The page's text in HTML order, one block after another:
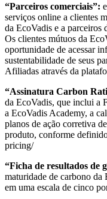
“Parceiros comerciais”:
serviços online a clientes
da EcoVadis e a parceiros
Os clientes mútuos da
oportunidade de acessar
sustentabilidade de seus
Afiliadas através da
“Assinatura Carbon
da EcoVadis, que inclui a
a EcoVadis Academy, a
planos de ação corretiva
produto, conforme
pricing/
“Ficha de resultados de
maturidade de carbono da
em uma escala de cinco